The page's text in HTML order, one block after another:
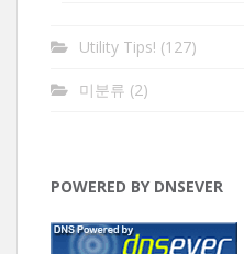
Utility Tips! (127)
미분류 (2)
POWERED BY DNSEVER